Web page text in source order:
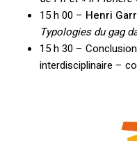
15 h 00 – Henri
Typologies du gag
15 h 30 –
interdisciplinaire –